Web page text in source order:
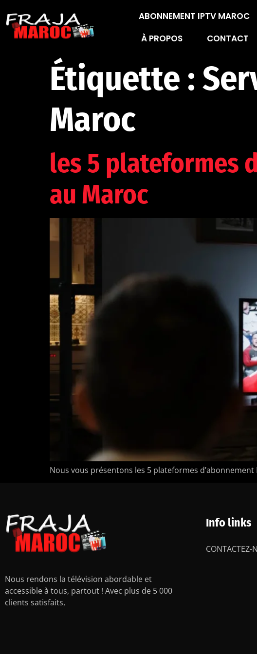
ABONNEMENT IPTV MAROC
À PROPOS
CONTACT
Étiquette :
Maroc
les 5 plateformes
au Maroc
Nous vous présentons les 5 plateformes
Nous rendons la télévision abordable et
accessible à tous, partout ! Avec plus de 5 000
clients satisfaits,
Info links
CONTACTEZ-